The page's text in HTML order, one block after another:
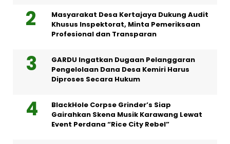
Masyarakat Desa Kertajaya Dukung Audit
Khusus Inspektorat, Minta Pemeriksaan
Profesional dan Transparan
GARDU Ingatkan Dugaan Pelanggaran
Pengelolaan Dana Desa Kemiri Harus
Diproses Secara Hukum
BlackHole Corpse Grinder’s Siap
Gairahkan Skena Musik Karawang Lewat
Event Perdana “Rice City Rebel”